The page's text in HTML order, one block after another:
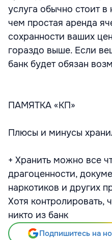
услуга обычно стоит
чем простая аренда
сохранности ваших
гораздо выше. Если
банк будет обязан
ПАМЯТКА «КП»
Плюсы и минусы
+ Хранить можно все
драгоценности,
наркотиков и других
Хотя контролировать,
никто из банк
Подпишитесь на